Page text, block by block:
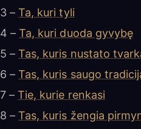
3 –Ta, kuri tyli
4 –Ta, kuri duoda gyvybę
5 –Tas, kuris nustato
6 –Tas, kuris saugo
7 –Tie, kurie renkasi
8 –Tas, kuris žengia